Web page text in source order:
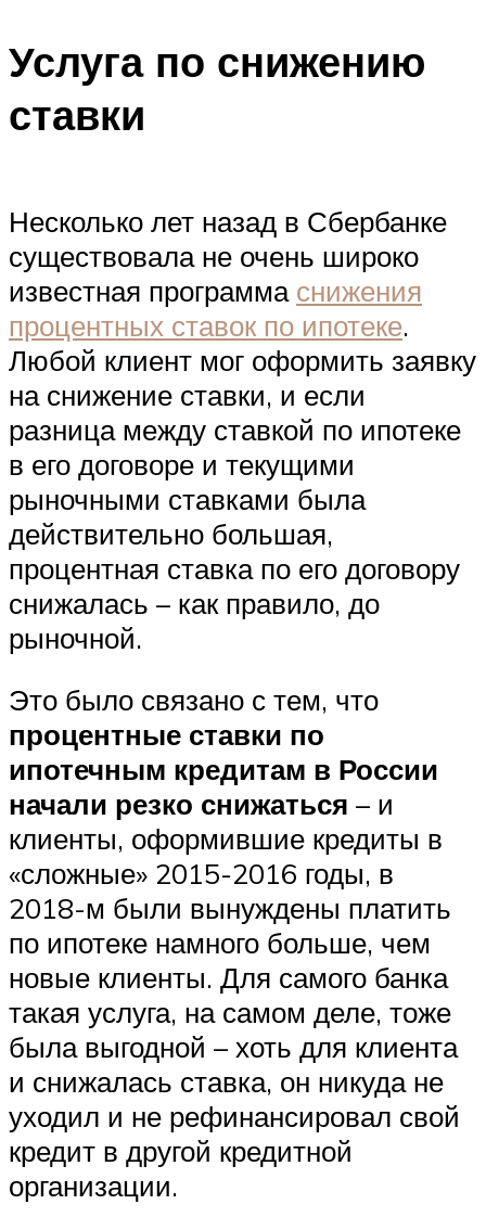
Услуга по снижению
ставки
Несколько лет назад в Сбербанке
существовала не очень широко
известная программа снижения
процентных ставок по ипотеке.
Любой клиент мог оформить заявку
на снижение ставки, и если
разница между ставкой по ипотеке
в его договоре и текущими
рыночными ставками была
действительно большая,
процентная ставка по его договору
снижалась – как правило, до
рыночной.
Это было связано с тем, что
процентные ставки по
ипотечным кредитам в России
начали резко снижаться – и
клиенты, оформившие кредиты в
«сложные» 2015-2016 годы, в
2018-м были вынуждены платить
по ипотеке намного больше, чем
новые клиенты. Для самого банка
такая услуга, на самом деле, тоже
была выгодной – хоть для клиента
и снижалась ставка, он никуда не
уходил и не рефинансировал свой
кредит в другой кредитной
организации.